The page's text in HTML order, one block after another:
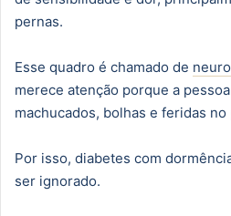
pernas.
Esse quadro é chamado de
merece atenção porque a
machucados, bolhas e feridas no
Por isso, diabetes com
ser ignorado.